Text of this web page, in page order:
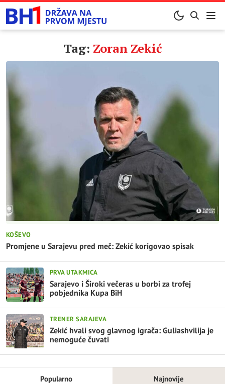
Tag: Zoran Zekić
KOŠEVO
Promjene u Sarajevu pred meč: Zekić korigovao spisak
PRVA UTAKMICA
Sarajevo i Široki večeras u borbi za trofej
pobjednika Kupa BiH
TRENER SARAJEVA
Zekić hvali svog glavnog igrača: Guliashvilija je
nemoguće čuvati
Popularno Najnovije